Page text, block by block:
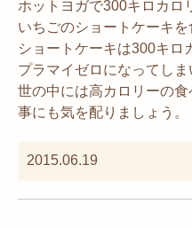
ホットヨガで300キロカロ
いちごのショートケーキ
ショートケーキは300キロ
プラマイゼロになってしま
世の中には高カロリーの
事にも気を配りましょう。
2015.06.19